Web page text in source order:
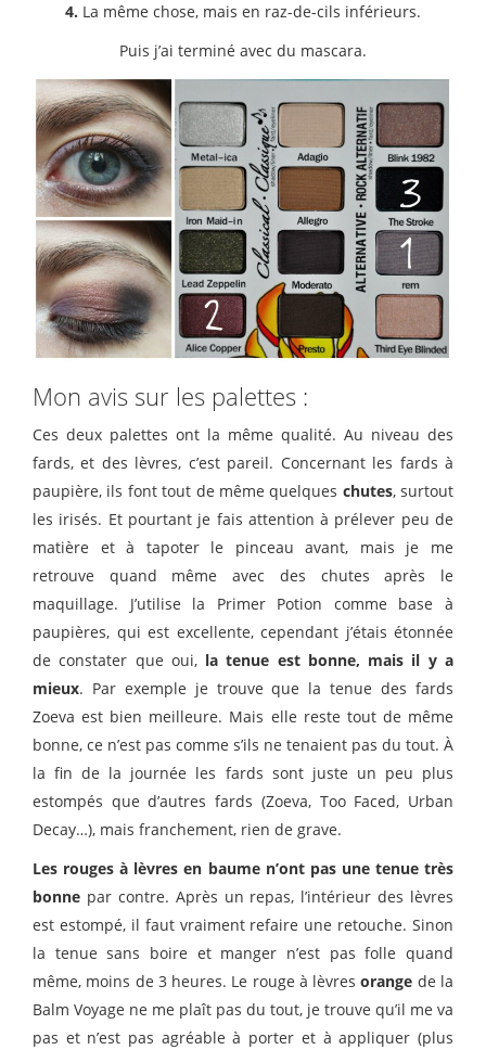
4. La même chose, mais en raz-de-cils inférieurs.
Puis j’ai terminé avec du mascara.
Mon avis sur les palettes :
Ces deux palettes ont la même qualité. Au niveau des
fards, et des lèvres, c’est pareil. Concernant les fards à
paupière, ils font tout de même quelques chutes, surtout
les irisés. Et pourtant je fais attention à prélever peu de
matière et à tapoter le pinceau avant, mais je me
retrouve quand même avec des chutes après le
maquillage. J’utilise la Primer Potion comme base à
paupières, qui est excellente, cependant j’étais étonnée
de constater que oui, la tenue est bonne, mais il y a
mieux. Par exemple je trouve que la tenue des fards
Zoeva est bien meilleure. Mais elle reste tout de même
bonne, ce n’est pas comme s’ils ne tenaient pas du tout. À
la fin de la journée les fards sont juste un peu plus
estompés que d’autres fards (Zoeva, Too Faced, Urban
Decay…), mais franchement, rien de grave.
Les rouges à lèvres en baume n’ont pas une tenue très
bonne par contre. Après un repas, l’intérieur des lèvres
est estompé, il faut vraiment refaire une retouche. Sinon
la tenue sans boire et manger n’est pas folle quand
même, moins de 3 heures. Le rouge à lèvresorange de la
Balm Voyage ne me plaît pas du tout, je trouve qu’il me va
pas et n’est pas agréable à porter et à appliquer (plus